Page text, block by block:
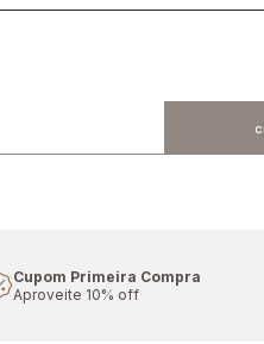
Frete Grátis
Em compras acima de R$1000